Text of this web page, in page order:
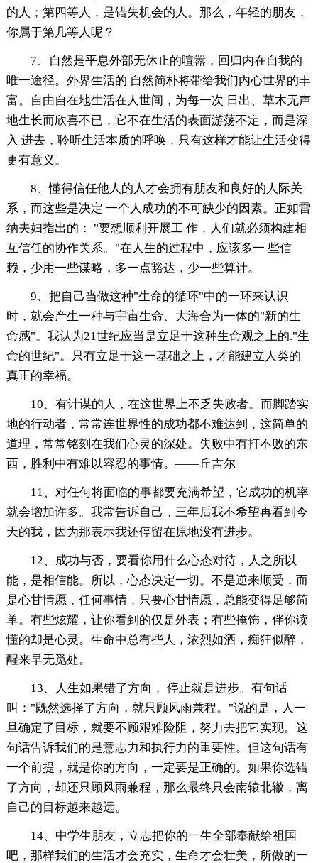
的人；第四等人，是错失机会的人。那么，年轻的朋友，
你属于第几等人呢？
7、自然是平息外部无休止的喧嚣，回归内在自我的
唯一途径。外界生活的 自然简朴将带给我们内心世界的丰
富。自由自在地生活在人世间，为每一次 日出、草木无声
地生长而欣喜不已，它不在生活的表面游荡不定，而是深
入 进去，聆听生活本质的呼唤，只有这样才能让生活变得
更有意义。
8、懂得信任他人的人才会拥有朋友和良好的人际关
系，而这些是决定 一个人成功的不可缺少的因素。正如雷
纳夫妇指出的： "要想顺利开展工 作，人们就必须构建相
互信任的协作关系。"在人生的过程中，应该多一 些信
赖，少用一些谋略，多一点豁达，少一些算计。
9、把自己当做这种"生命的循环"中的一环来认识
时，就会产生一种与宇宙生命、大海合为一体的"新的生
命感"。我认为21世纪应当是立足于这种生命观之上的."生
命的世纪"。只有立足于这一基础之上，才能建立人类的
真正的幸福。
10、有计谋的人，在这世界上不乏失败者。而脚踏实
地的行动者，常常连世界性的成功都不难达到，这简单的
道理，常常铭刻在我们心灵的深处。失败中有打不败的东
西，胜利中有难以容忍的事情。——丘吉尔
11、对任何将面临的事都要充满希望，它成功的机率
就会增加许多。我常告诉自己，三年后我不希望再看到今
天的我，因为那表示我还停留在原地没有进步。
12、成功与否，要看你用什么心态对待，人之所以
能，是相信能。所以，心态决定一切。不是逆来顺受，而
是心甘情愿，任何事情，只要心甘情愿，总能变得足够简
单。有些炫耀，让你看到的仅是外表；有些掩饰，伴你读
懂的却是心灵。生命中总有些人，浓烈如酒，痴狂似醉，
醒来早无觅处。
13、人生如果错了方向， 停止就是进步。有句话
叫："既然选择了方向，就只顾风雨兼程。"说的是，人一
旦确定了目标，就要不顾艰难险阻，努力去把它实现。这
句话告诉我们的是意志力和执行力的重要性。但这句话有
一个前提，就是你的方向，一定要是正确的。如果你选错
了方向，却还只顾风雨兼程，那么最终只会南辕北辙，离
自己的目标越来越远。
14、中学生朋友，立志把你的一生全部奉献给祖国
吧，那样我们的生活才会充实，生命才会壮美，所做的一